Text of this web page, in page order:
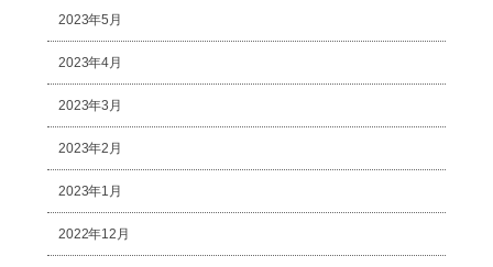
2023年5月
2023年4月
2023年3月
2023年2月
2023年1月
2022年12月